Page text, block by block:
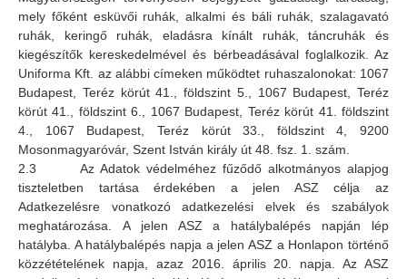
mely főként esküvői ruhák, alkalmi és báli ruhák, szalagavató
ruhák, keringő ruhák, eladásra kínált ruhák, táncruhák és
kiegészítők kereskedelmével és bérbeadásával foglalkozik. Az
Uniforma Kft. az alábbi címeken működtet ruhaszalonokat: 1067
Budapest, Teréz körút 41., földszint 5., 1067 Budapest, Teréz
körút 41., földszint 6., 1067 Budapest, Teréz körút 41. földszint
4., 1067 Budapest, Teréz körút 33., földszint 4, 9200
Mosonmagyaróvár, Szent István király út 48. fsz. 1. szám.
2.3 Az Adatok védelméhez fűződő alkotmányos alapjog
tiszteletben tartása érdekében a jelen ASZ célja az
Adatkezelésre vonatkozó adatkezelési elvek és szabályok
meghatározása. A jelen ASZ a hatálybalépés napján lép
hatályba. A hatálybalépés napja a jelen ASZ a Honlapon történő
közzétételének napja, azaz 2016. április 20. napja. Az ASZ